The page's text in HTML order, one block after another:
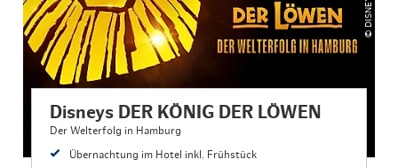
Disneys DER KÖNIG DER LÖWEN
Der Welterfolg in Hamburg
Übernachtung im Hotel inkl. Frühstück